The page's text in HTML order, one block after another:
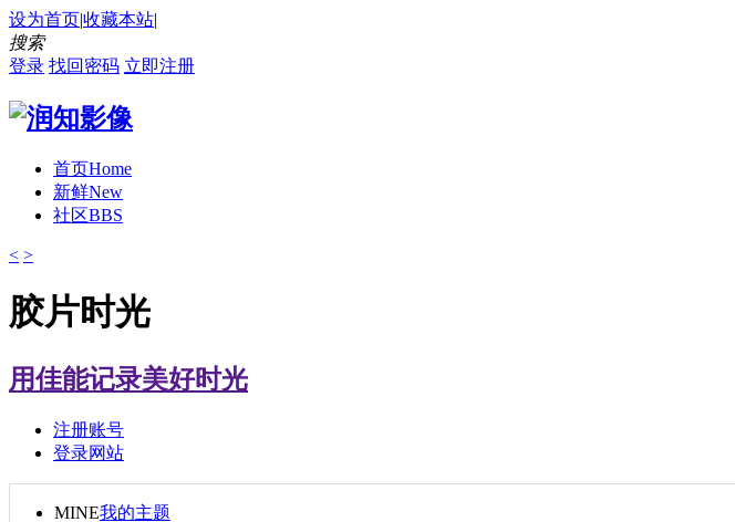
设为首页|收藏本站|
搜索
登录 找回密码 立即注册
首页Home
新鲜New
社区BBS
< >
胶片时光
用佳能记录美好时光
注册账号
登录网站
MINE我的主题